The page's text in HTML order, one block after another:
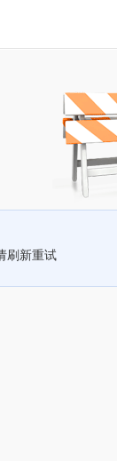
刷新重试